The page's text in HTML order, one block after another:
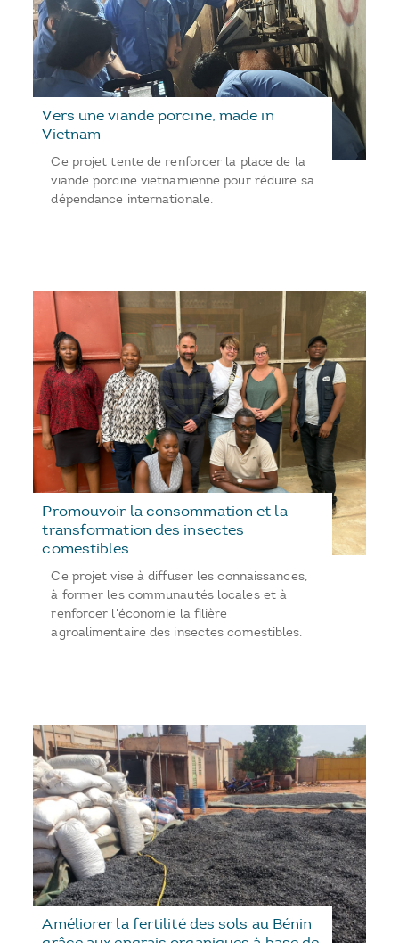
Vers une viande porcine, made in
Vietnam
Ce projet tente de renforcer la place de la
viande porcine vietnamienne pour réduire sa
dépendance internationale.
Promouvoir la consommation et la
transformation des insectes
comestibles
Ce projet vise à diffuser les connaissances,
à former les communautés locales et à
renforcer l'économie la filière
agroalimentaire des insectes comestibles.
Améliorer la fertilité des sols au Bénin